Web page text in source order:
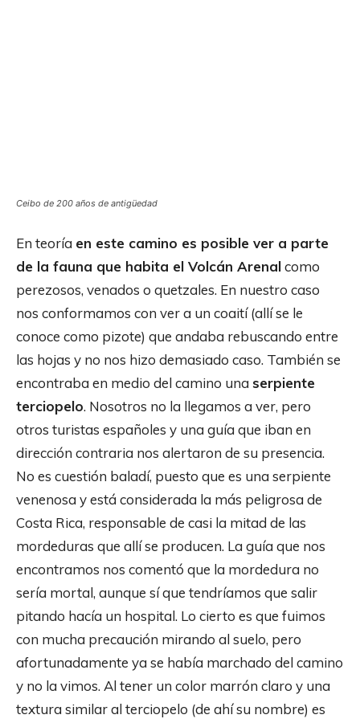
Ceibo de 200 años de antigüedad
En teoría en este camino es posible ver a parte
de la fauna que habita el Volcán Arenalcomo
perezosos, venados o quetzales. En nuestro caso
nos conformamos con ver a un coaití (allí se le
conoce como pizote) que andaba rebuscando entre
las hojas y no nos hizo demasiado caso. También se
encontraba en medio del camino una serpiente
terciopelo. Nosotros no la llegamos a ver, pero
otros turistas españoles y una guía que iban en
dirección contraria nos alertaron de su presencia.
No es cuestión baladí, puesto que es una serpiente
venenosa y está considerada la más peligrosa de
Costa Rica, responsable de casi la mitad de las
mordeduras que allí se producen. La guía que nos
encontramos nos comentó que la mordedura no
sería mortal, aunque sí que tendríamos que salir
pitando hacía un hospital. Lo cierto es que fuimos
con mucha precaución mirando al suelo, pero
afortunadamente ya se había marchado del camino
y no la vimos. Al tener un color marrón claro y una
textura similar al terciopelo (de ahí su nombre) es